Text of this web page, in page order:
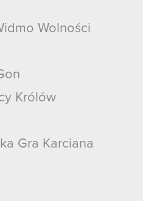
Wolności
Królów
Gra Karciana